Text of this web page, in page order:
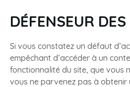
DÉFENSEUR
Si vous constatez un défaut
empêchant d’accéder à un
fonctionnalité du site, que vous
vous ne parvenez pas à obtenir